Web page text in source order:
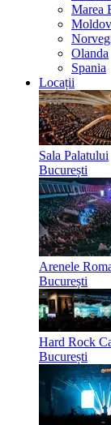
Marea
Olanda
Spania
Locații
Sala Palatului
București
Arenele
București
Hard Rock
București